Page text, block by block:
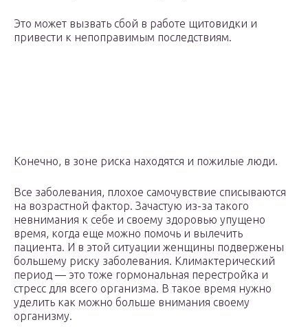
Это может вызвать сбой в работе щитовидки и
привести к непоправимым последствиям.
Конечно, в зоне риска находятся и пожилые люди.
Все заболевания, плохое самочувствие списываются
на возрастной фактор. Зачастую из-за такого
невнимания к себе и своему здоровью упущено
время, когда еще можно помочь и вылечить
пациента. И в этой ситуации женщины подвержены
большему риску заболевания. Климактерический
период — это тоже гормональная перестройка и
стресс для всего организма. В такое время нужно
уделить как можно больше внимания своему
организму.